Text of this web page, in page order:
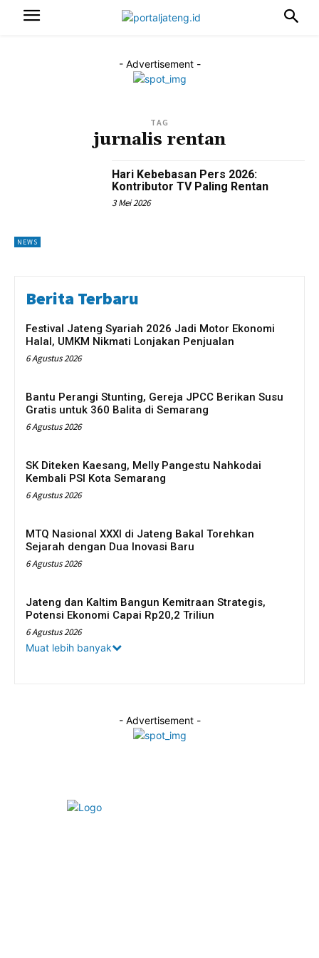
- Advertisement -
TAG
jurnalis rentan
NEWS
Hari Kebebasan Pers 2026:
Kontributor TV Paling Rentan
3 Mei 2026
Berita Terbaru
Festival Jateng Syariah 2026 Jadi Motor Ekonomi
Halal, UMKM Nikmati Lonjakan Penjualan
6 Agustus 2026
Bantu Perangi Stunting, Gereja JPCC Berikan Susu
Gratis untuk 360 Balita di Semarang
6 Agustus 2026
SK Diteken Kaesang, Melly Pangestu Nahkodai
Kembali PSI Kota Semarang
6 Agustus 2026
MTQ Nasional XXXI di Jateng Bakal Torehkan
Sejarah dengan Dua Inovasi Baru
6 Agustus 2026
Jateng dan Kaltim Bangun Kemitraan Strategis,
Potensi Ekonomi Capai Rp20,2 Triliun
6 Agustus 2026
Muat lebih banyak
- Advertisement -